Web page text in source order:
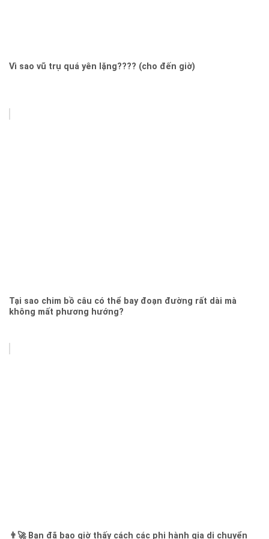
Vì sao vũ trụ quá yên lặng???? (cho đến giờ)
Tại sao chim bồ câu có thể bay đoạn đường rất dài mà
không mất phương hướng?
👨‍🚀 Bạn đã bao giờ thấy cách các phi hành gia di chuyển